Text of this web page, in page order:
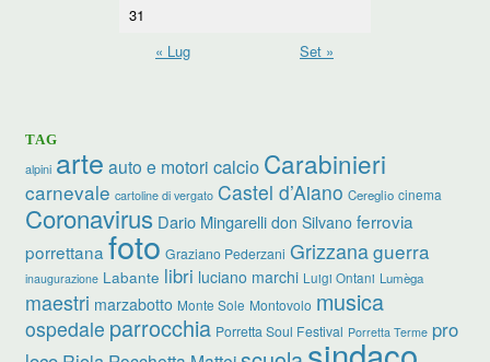
31
« Lug
Set »
TAG
alpini arte auto e motori calcio Carabinieri
carnevale cartoline di vergato Castel d’Aiano Cereglio cinema
Coronavirus Dario Mingarelli don Silvano ferrovia
porrettana foto Graziano Pederzani Grizzanaguerra
inaugurazione Labante libri luciano marchi Luigi Ontani Lumèga
maestri marzabotto Monte Sole Montovolo musica
ospedale parrocchia Porretta Soul Festival Porretta Terme pro